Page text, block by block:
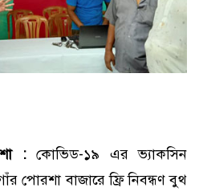
:কোভিড-১৯ এর ভ্যাকসিন
পোরশা বাজারে ফ্রি নিবন্ধণ বুথ